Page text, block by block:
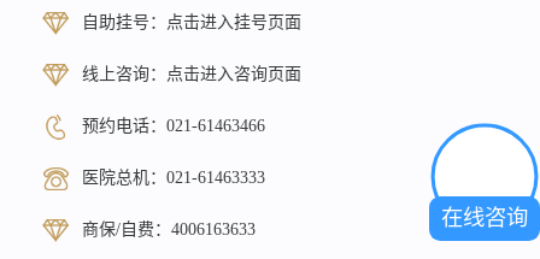
自助挂号： 点击进入挂号页面
线上咨询： 点击进入咨询页面
预约电话： 021-61463466
医院总机： 021-61463333
商保/自费： 4006163633 在线咨询